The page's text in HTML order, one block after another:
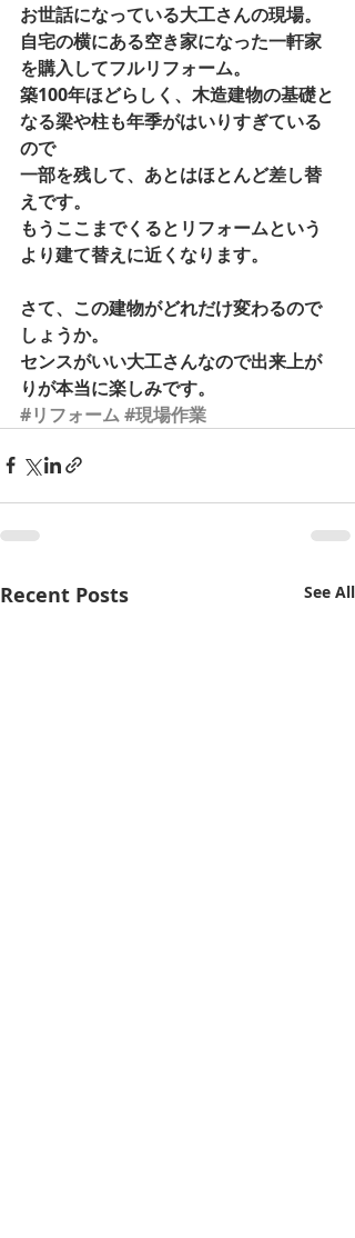
お世話になっている大工さんの現場。
自宅の横にある空き家になった一軒家
を購入してフルリフォーム。
築100年ほどらしく、木造建物の基礎と
なる梁や柱も年季がはいりすぎている
ので
一部を残して、あとはほとんど差し替
えです。
もうここまでくるとリフォームという
より建て替えに近くなります。
さて、この建物がどれだけ変わるので
しょうか。
センスがいい大工さんなので出来上が
りが本当に楽しみです。
#リフォーム#現場作業
Recent Posts See All